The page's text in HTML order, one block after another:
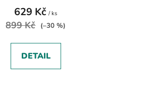
629 Kč/ ks
899 Kč (–30 %)
DETAIL